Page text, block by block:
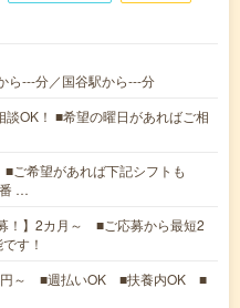
ら---分／国谷駅から---分
OK！ ■希望の曜日があればご相
ご希望があれば下記シフトも
…
！】2カ月～ ■ご応募から最短2
す！
円～ ■週払いOK ■扶養内OK ■